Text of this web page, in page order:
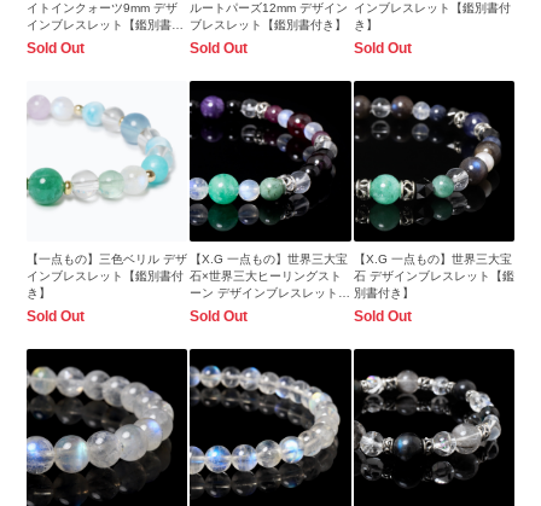
イトインクォーツ9mm デザ
インブレスレット【鑑別書付
き】
Sold Out
ルートパーズ12mm デザイン
ブレスレット【鑑別書付き】
Sold Out
インブレスレット【鑑別書付
き】
Sold Out
【一点もの】三色ベリル デザ
インブレスレット【鑑別書付
き】
Sold Out
【X.G 一点もの】世界三大宝
石×世界三大ヒーリングスト
ーン デザインブレスレット
【鑑別書付き】
Sold Out
【X.G 一点もの】世界三大宝
石 デザインブレスレット【鑑
別書付き】
Sold Out